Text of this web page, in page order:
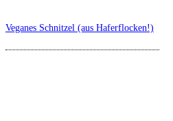
Veganes Schnitzel (aus Haferflocken!)